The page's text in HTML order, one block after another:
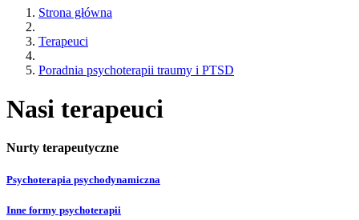
Strona główna
Terapeuci
Poradnia psychoterapii traumy i PTSD
Nasi terapeuci
Nurty terapeutyczne
Psychoterapia psychodynamiczna
Inne formy psychoterapii